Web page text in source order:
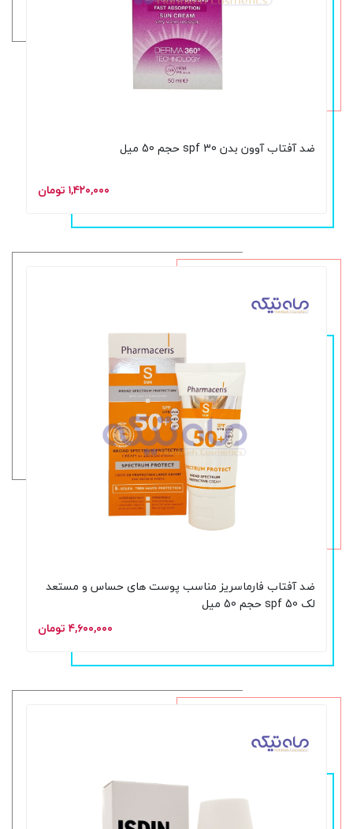
ضد آفتاب آوون بدن spf 30 حجم 50 میل
۱,۴۲۰,۰۰۰ تومان
ضد آفتاب فارماسریز مناسب پوست های حساس و مستعد
لک spf 50 حجم 50 میل
۴,۶۰۰,۰۰۰ تومان